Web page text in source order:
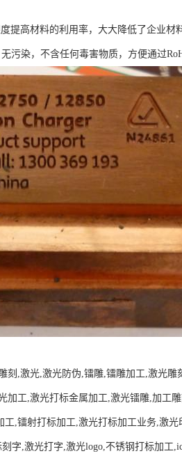
提高材料的利用率，大大降低了企业材
污染，不含任何毒害物质，方便通过
,激光,激光防伪,镭雕,镭雕加工,激光雕
工,激光打标金属加工,激光镭雕,加工
,镭射打标加工,激光打标加工业务,激
字,激光打字,激光logo,不锈钢打标加工